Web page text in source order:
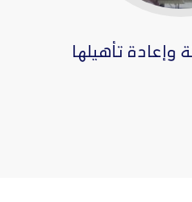
وإعادة تأهيلها